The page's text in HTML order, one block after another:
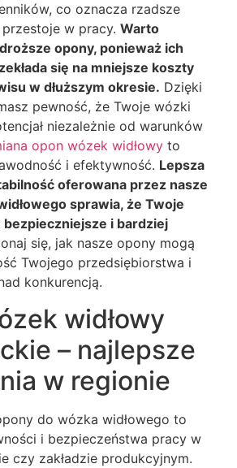
co oznacza rzadsze
w pracy. Warto
opony, ponieważ ich
się na mniejsze koszty
w dłuższym okresie. Dzięki
pewność, że Twoje wózki
niezależnie od warunków
opon wózek widłowy to
i efektywność. Lepsza
oferowana przez nasze
sprawia, że Twoje
i bardziej
się, jak nasze opony mogą
Twojego przedsiębiorstwa i
konkurencją.
widłowy
– najlepsze
w regionie
do wózka widłowego to
i bezpieczeństwa pracy w
czy zakładzie produkcyjnym.